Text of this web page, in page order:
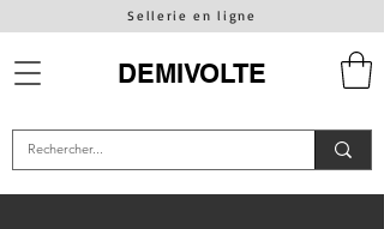
Sellerie en ligne
DEMIVOLTE